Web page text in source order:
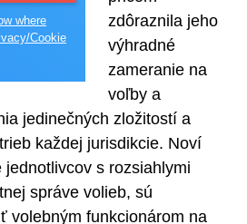
where
Cookie
zdôraznila jeho
výhradné
zameranie na
voľby a
jedinečných zložitostí a
každej jurisdikcie. Noví
jednotlivcov s rozsiahlymi
správe volieb, sú
volebným funkcionárom na